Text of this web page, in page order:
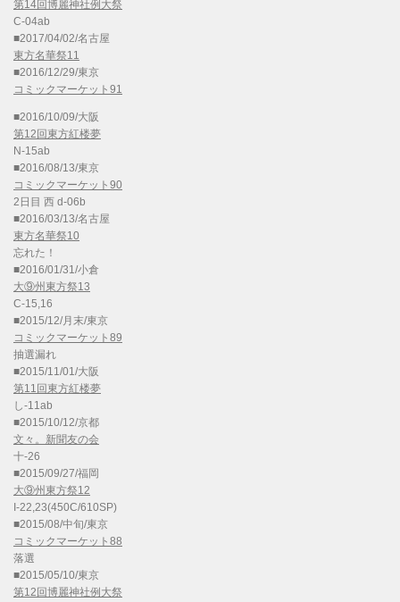
第14回博麗神社例大祭
C-04ab
■2017/04/02/名古屋
東方名華祭11
■2016/12/29/東京
コミックマーケット91
■2016/10/09/大阪
第12回東方紅楼夢
N-15ab
■2016/08/13/東京
コミックマーケット90
2日目 西 d-06b
■2016/03/13/名古屋
東方名華祭10
忘れた！
■2016/01/31/小倉
大⑨州東方祭13
C-15,16
■2015/12/月末/東京
コミックマーケット89
抽選漏れ
■2015/11/01/大阪
第11回東方紅楼夢
し-11ab
■2015/10/12/京都
文々。新聞友の会
十-26
■2015/09/27/福岡
大⑨州東方祭12
I-22,23(450C/610SP)
■2015/08/中旬/東京
コミックマーケット88
落選
■2015/05/10/東京
第12回博麗神社例大祭